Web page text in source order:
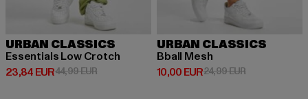
URBAN CLASSICS
Essentials Low Crotch
23,84 EUR
Derzeitiger Preis: 23,84 EUR
44,99 EURAktionspreis: 44,99 EUR
URBAN CLASSICS
Bball Mesh
10,00 EUR
Derzeitiger Preis: 10,00 EUR
24,99 EURAktionspreis: